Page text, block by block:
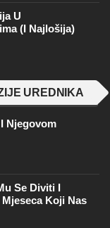
U
(i Najlošija)
UREDNIKA
Njegovom
Se Diviti I
Koji Nas